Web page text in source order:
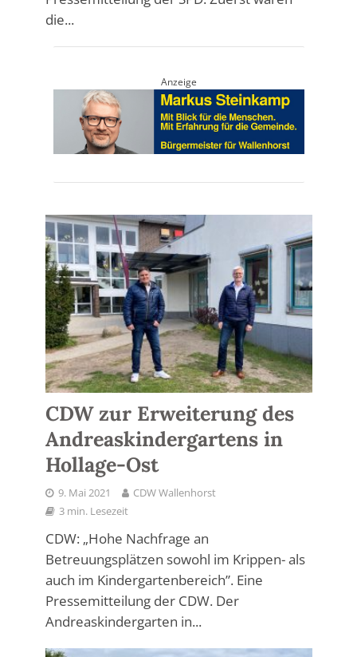
die...
Anzeige
CDW zur Erweiterung des
Andreaskindergartens in
Hollage-Ost
9. Mai 2021
CDW Wallenhorst
3 min. Lesezeit
CDW: „Hohe Nachfrage an
Betreuungsplätzen sowohl im Krippen- als
auch im Kindergartenbereich”. Eine
Pressemitteilung der CDW. Der
Andreaskindergarten in...